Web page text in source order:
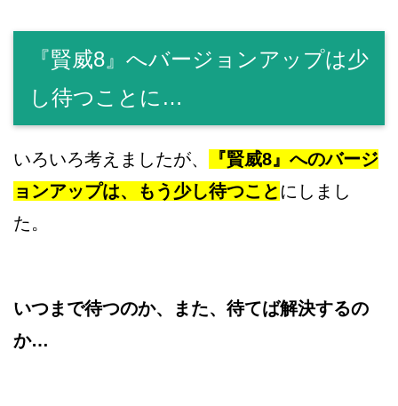
『賢威8』へバージョンアップは少
し待つことに…
いろいろ考えましたが、
『賢威8』へのバージ
ョンアップは、もう少し待つこと にしまし
た。
いつまで待つのか、また、待てば解決するの
か…